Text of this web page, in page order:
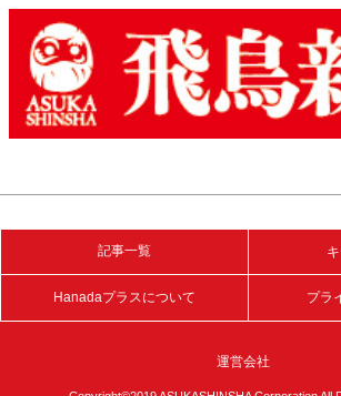
記事一覧
Hanadaプラスについて プラ
運営会社